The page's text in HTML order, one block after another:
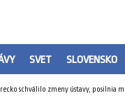
SVET SLOVENSKO
schválilo zmeny ústavy, posilnia